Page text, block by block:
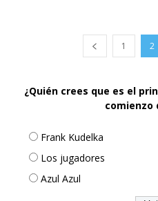
1 2
¿Quién crees que es el
comienzo
Frank Kudelka
Los jugadores
Azul Azul